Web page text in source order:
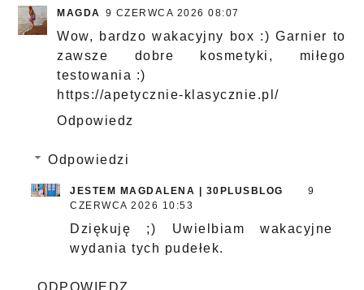
MAGDA 9 CZERWCA 2026 08:07
Wow, bardzo wakacyjny box :) Garnier to
zawsze dobre kosmetyki, miłego
testowania :)
https://apetycznie-klasycznie.pl/
Odpowiedz
Odpowiedzi
JESTEM MAGDALENA | 30PLUSBLOG
9
CZERWCA 2026 10:53
Dziękuję ;) Uwielbiam wakacyjne
wydania tych pudełek.